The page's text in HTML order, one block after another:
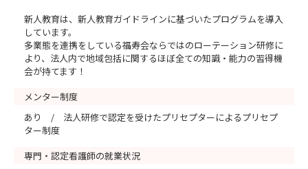
新人教育は、新人教育ガイドラインに基づいたプログラムを導入
しています。
多業態を連携をしている福寿会ならではのローテーション研修に
より、法人内で地域包括に関するほぼ全ての知識・能力の習得機
会が持てます！
メンター制度
あり / 法人研修で認定を受けたプリセプターによるプリセプ
ター制度
専門・認定看護師の就業状況